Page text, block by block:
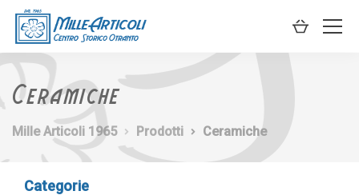
Ceramiche
Mille Articoli 1965 Prodotti Ceramiche
Categorie